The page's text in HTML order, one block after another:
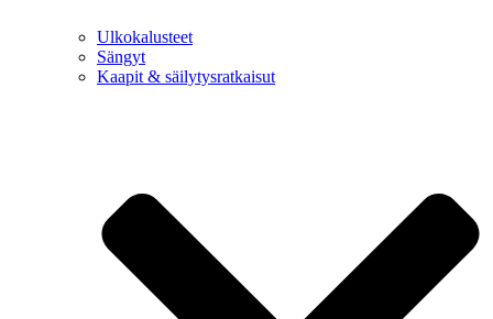
Ulkokalusteet
Sängyt
Kaapit & säilytysratkaisut